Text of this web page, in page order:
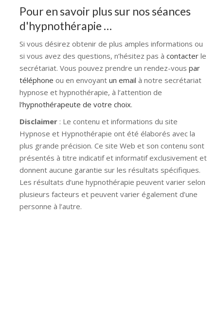
Pour en savoir plus sur nos séances
d'hypnothérapie …
Si vous désirez obtenir de plus amples informations ou
si vous avez des questions, n’hésitez pas à contacter le
secrétariat. Vous pouvez prendre un rendez-vous par
téléphone ou en envoyant un email à notre secrétariat
hypnose et hypnothérapie, à l’attention de
l'hypnothérapeute de votre choix.
Disclaimer : Le contenu et informations du site
Hypnose et Hypnothérapie ont été élaborés avec la
plus grande précision. Ce site Web et son contenu sont
présentés à titre indicatif et informatif exclusivement et
donnent aucune garantie sur les résultats spécifiques.
Les résultats d’une hypnothérapie peuvent varier selon
plusieurs facteurs et peuvent varier également d’une
personne à l’autre.